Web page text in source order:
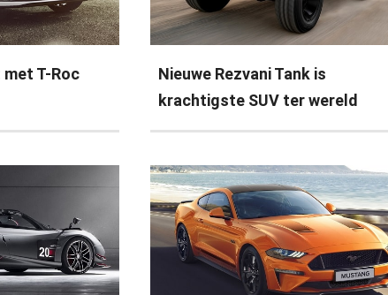
T-Roc
Nieuwe Rezvani Tank is
krachtigste SUV ter wereld